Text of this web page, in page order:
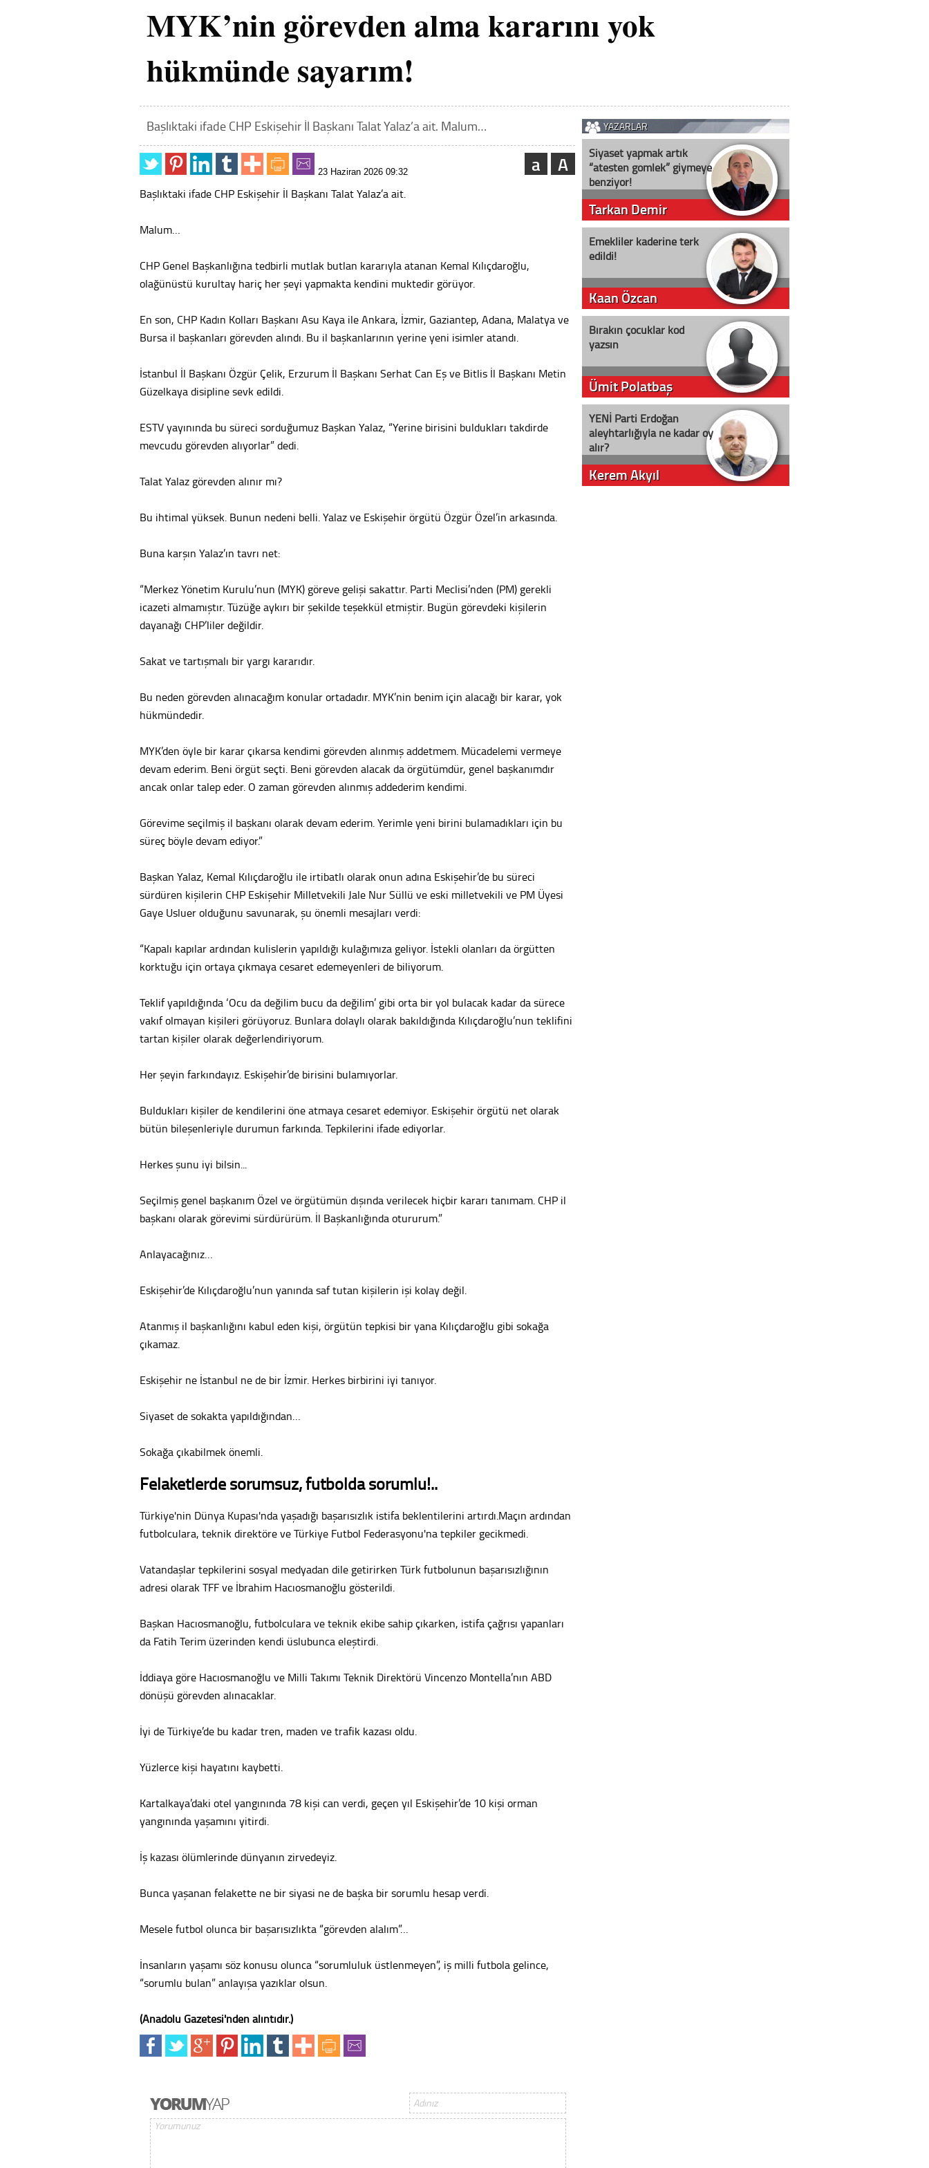
MYK’nin görevden alma kararını yok
hükmünde sayarım!
Başlıktaki ifade CHP Eskişehir İl Başkanı Talat Yalaz’a ait. Malum…
23 Haziran 2026 09:32 A
a
Başlıktaki ifade CHP Eskişehir İl Başkanı Talat Yalaz’a ait.
Malum…
CHP Genel Başkanlığına tedbirli mutlak butlan kararıyla atanan Kemal Kılıçdaroğlu,
olağünüstü kurultay hariç her şeyi yapmakta kendini muktedir görüyor.
En son, CHP Kadın Kolları Başkanı Asu Kaya ile Ankara, İzmir, Gaziantep, Adana, Malatya ve
Bursa il başkanları görevden alındı. Bu il başkanlarının yerine yeni isimler atandı.
İstanbul İl Başkanı Özgür Çelik, Erzurum İl Başkanı Serhat Can Eş ve Bitlis İl Başkanı Metin
Güzelkaya disipline sevk edildi.
ESTV yayınında bu süreci sorduğumuz Başkan Yalaz, “Yerine birisini buldukları takdirde
mevcudu görevden alıyorlar” dedi.
Talat Yalaz görevden alınır mı?
Bu ihtimal yüksek. Bunun nedeni belli. Yalaz ve Eskişehir örgütü Özgür Özel’in arkasında.
Buna karşın Yalaz’ın tavrı net:
“Merkez Yönetim Kurulu’nun (MYK) göreve gelişi sakattır. Parti Meclisi’nden (PM) gerekli
icazeti almamıştır. Tüzüğe aykırı bir şekilde teşekkül etmiştir. Bugün görevdeki kişilerin
dayanağı CHP’liler değildir.
Sakat ve tartışmalı bir yargı kararıdır.
Bu neden görevden alınacağım konular ortadadır. MYK’nin benim için alacağı bir karar, yok
hükmündedir.
MYK’den öyle bir karar çıkarsa kendimi görevden alınmış addetmem. Mücadelemi vermeye
devam ederim. Beni örgüt seçti. Beni görevden alacak da örgütümdür, genel başkanımdır
ancak onlar talep eder. O zaman görevden alınmış addederim kendimi.
Görevime seçilmiş il başkanı olarak devam ederim. Yerimle yeni birini bulamadıkları için bu
süreç böyle devam ediyor.”
Başkan Yalaz, Kemal Kılıçdaroğlu ile irtibatlı olarak onun adına Eskişehir’de bu süreci
sürdüren kişilerin CHP Eskişehir Milletvekili Jale Nur Süllü ve eski milletvekili ve PM Üyesi
Gaye Usluer olduğunu savunarak, şu önemli mesajları verdi:
“Kapalı kapılar ardından kulislerin yapıldığı kulağımıza geliyor. İstekli olanları da örgütten
korktuğu için ortaya çıkmaya cesaret edemeyenleri de biliyorum.
Teklif yapıldığında ‘Ocu da değilim bucu da değilim’ gibi orta bir yol bulacak kadar da sürece
vakıf olmayan kişileri görüyoruz. Bunlara dolaylı olarak bakıldığında Kılıçdaroğlu’nun teklifini
tartan kişiler olarak değerlendiriyorum.
Her şeyin farkındayız. Eskişehir’de birisini bulamıyorlar.
Buldukları kişiler de kendilerini öne atmaya cesaret edemiyor. Eskişehir örgütü net olarak
bütün bileşenleriyle durumun farkında. Tepkilerini ifade ediyorlar.
Herkes şunu iyi bilsin...
Seçilmiş genel başkanım Özel ve örgütümün dışında verilecek hiçbir kararı tanımam. CHP il
başkanı olarak görevimi sürdürürüm. İl Başkanlığında otururum.”
Anlayacağınız…
Eskişehir’de Kılıçdaroğlu’nun yanında saf tutan kişilerin işi kolay değil.
Atanmış il başkanlığını kabul eden kişi, örgütün tepkisi bir yana Kılıçdaroğlu gibi sokağa
çıkamaz.
Eskişehir ne İstanbul ne de bir İzmir. Herkes birbirini iyi tanıyor.
Siyaset de sokakta yapıldığından…
Sokağa çıkabilmek önemli.
Felaketlerde sorumsuz, futbolda sorumlu!..
Türkiye'nin Dünya Kupası'nda yaşadığı başarısızlık istifa beklentilerini artırdı.Maçın ardından
futbolculara, teknik direktöre ve Türkiye Futbol Federasyonu'na tepkiler gecikmedi.
Vatandaşlar tepkilerini sosyal medyadan dile getirirken Türk futbolunun başarısızlığının
adresi olarak TFF ve İbrahim Hacıosmanoğlu gösterildi.
Başkan Hacıosmanoğlu, futbolculara ve teknik ekibe sahip çıkarken, istifa çağrısı yapanları
da Fatih Terim üzerinden kendi üslubunca eleştirdi.
İddiaya göre Hacıosmanoğlu ve Milli Takımı Teknik Direktörü Vincenzo Montella’nın ABD
dönüşü görevden alınacaklar.
İyi de Türkiye’de bu kadar tren, maden ve trafik kazası oldu.
Yüzlerce kişi hayatını kaybetti.
Kartalkaya’daki otel yangınında 78 kişi can verdi, geçen yıl Eskişehir’de 10 kişi orman
yangınında yaşamını yitirdi.
İş kazası ölümlerinde dünyanın zirvedeyiz.
Bunca yaşanan felakette ne bir siyasi ne de başka bir sorumlu hesap verdi.
Mesele futbol olunca bir başarısızlıkta “görevden alalım”…
İnsanların yaşamı söz konusu olunca “sorumluluk üstlenmeyen”, iş milli futbola gelince,
“sorumlu bulan” anlayışa yazıklar olsun.
(Anadolu Gazetesi'nden alıntıdır.)
YAZARLAR
Siyaset yapmak artık
“ateşten gömlek” giymeye
benziyor!
Tarkan Demir
Emekliler kaderine terk
edildi!
Kaan Özcan
Bırakın çocuklar kod
yazsın
Ümit Polatbaş
YENİ Parti Erdoğan
aleyhtarlığıyla ne kadar oy
alır?
Kerem Akyıl